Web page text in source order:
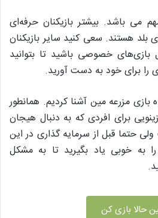
می باشد. بیشتر بازیکنان حرفه‌ای
بلد هستند. سعی کنید سایر بازیکنان
بازی‌های خصوصی باشید تا بتوانید
برای خود به دست آورید.
بازی مزرعه مین آشنا کردیم. همانطور
برای افردی که به دنبال هیجان
حتما قبل از سرمایه گذاری در این
به خوبی یاد بگیرید تا به مشکل
حالا بازی کن